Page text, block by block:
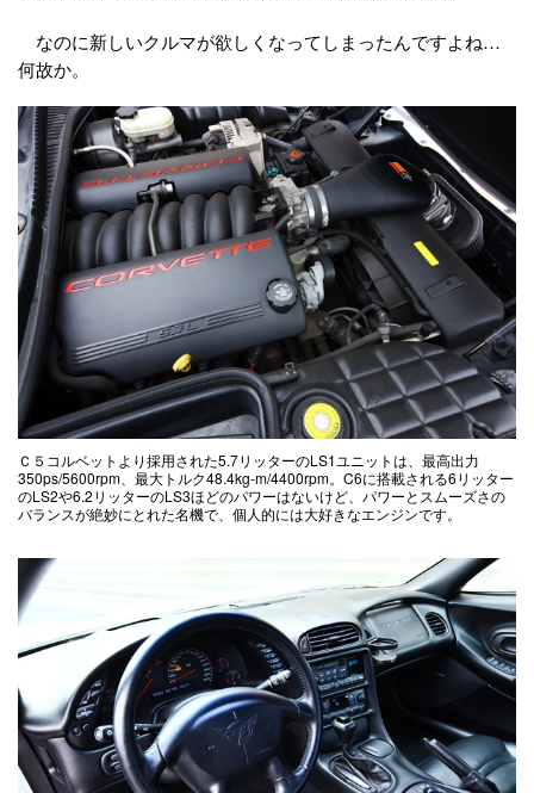
なのに新しいクルマが欲しくなってしまったんですよね…
何故か。
Ｃ５コルベットより採用された5.7リッターのLS1ユニットは、最高出力
350ps/5600rpm、最大トルク48.4kg-m/4400rpm。C6に搭載される6リッター
のLS2や6.2リッターのLS3ほどのパワーはないけど、パワーとスムーズさの
バランスが絶妙にとれた名機で、個人的には大好きなエンジンです。